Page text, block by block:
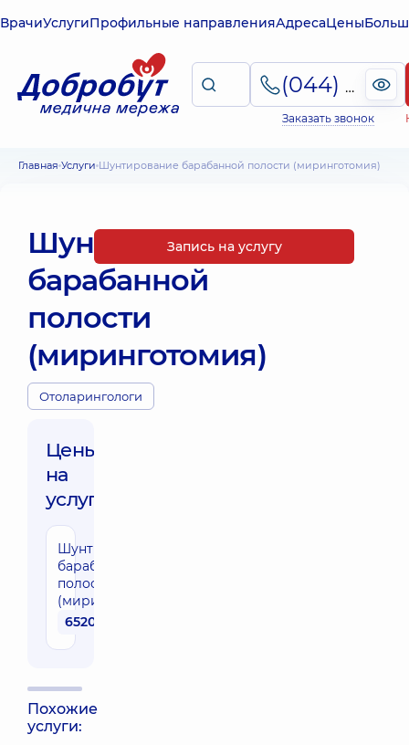
ВрачиУслугиПрофильные направленияАдресаЦены
(044) 495-2-888
Заказать звонок
Главная Услуги Шунтирование барабанной полости (миринготомия)
Шунтирование
барабанной
полости
(миринготомия)
Отоларингологи
Цены
на
услуги:
Шунтирование
барабанной
полости
(миринготомия)
6520 грн
Похожие
услуги:
Запись на услугу